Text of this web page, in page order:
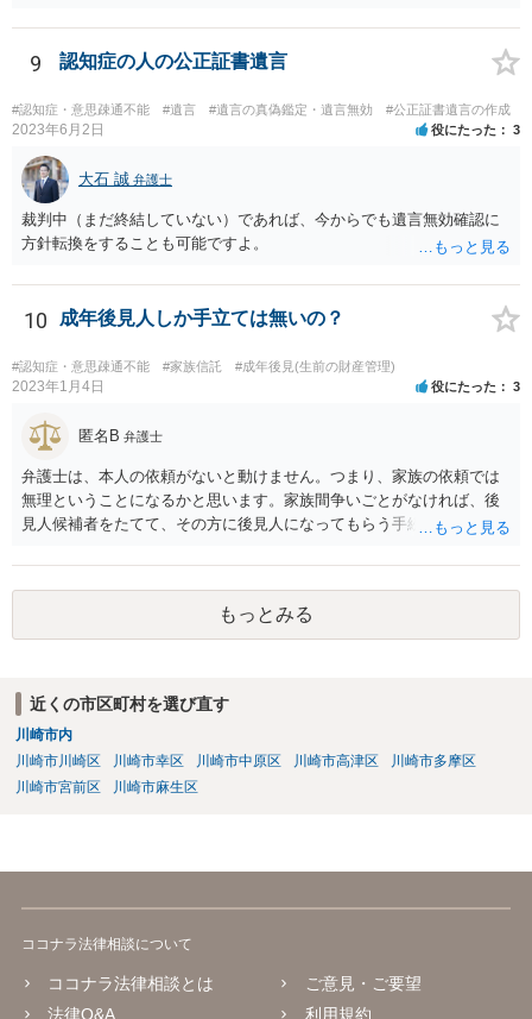
選任を希望する旨意見で記載すると良いと思われます。 もちろん専門
職後見人ですから、伯父さんの負担で毎月３万３０００円ないし５万
５０００円の後見人報酬がつきますが、叔母さんが信用できないとい
うことであれば、少ない負担であると思われます。
9 認知症の人の公正証書遺言
#認知症・意思疎通不能 #遺言 #遺言の真偽鑑定・遺言無効 #公正証書遺言の作成
2023年6月2日 役にたった 3
大石 誠 弁護士
裁判中（まだ終結していない）であれば、今からでも遺言無効確認に
方針転換をすることも可能ですよ。
10 成年後見人しか手立ては無いの？
#認知症・意思疎通不能 #家族信託 #成年後見(生前の財産管理)
2023年1月4日 役にたった 3
匿名B 弁護士
弁護士は、本人の依頼がないと動けません。つまり、家族の依頼では
無理ということになるかと思います。家族間争いごとがなければ、後
見人候補者をたてて、その方に後見人になってもらう手続をすすめた
もっとみる
近くの市区町村を選び直す
川崎市内
川崎市川崎区
川崎市幸区 川崎市中原区 川崎市高津区
川崎市多摩区
川崎市宮前区
川崎市麻生区
ココナラ法律相談について
ココナラ法律相談とは
法律Q&A
ご意見・ご要望
利用規約